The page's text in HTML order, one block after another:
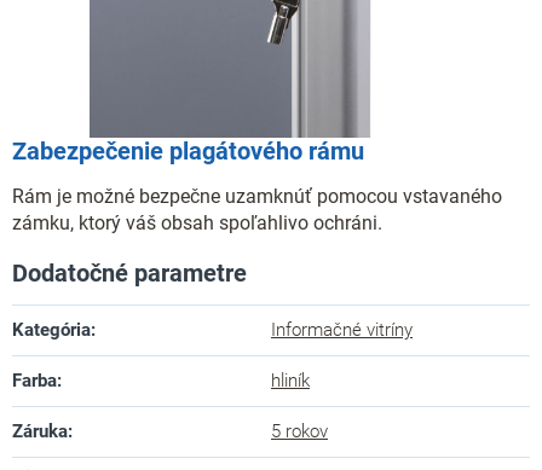
Zabezpečenie plagátového rámu
Rám je možné bezpečne uzamknúť pomocou vstavaného
zámku, ktorý váš obsah spoľahlivo ochráni.
Dodatočné parametre
Kategória: Informačné vitríny
Farba: hliník
Záruka: 5 rokov